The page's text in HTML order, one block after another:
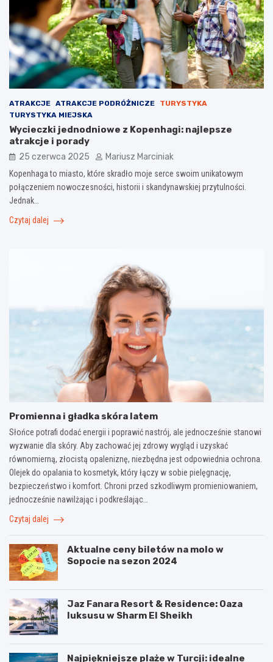
ATRAKCJE ATRAKCJE PODRÓŻNICZE
TURYSTYKA
TURYSTYKA MIEJSKA
Wycieczki jednodniowe z Kopenhagi: najlepsze
atrakcje i porady
25 czerwca 2025 Mariusz Marciniak
Kopenhaga to miasto, które skradło moje serce swoim unikatowym
połączeniem nowoczesności, historii i skandynawskiej przytulności.
Jednak…
Czytaj dalej
Promienna i gładka skóra latem
Słońce potrafi dodać energii i poprawić nastrój, ale jednocześnie stanowi
wyzwanie dla skóry. Aby zachować jej zdrowy wygląd i uzyskać
równomierną, złocistą opaleniznę, niezbędna jest odpowiednia ochrona.
Olejek do opalania to kosmetyk, który łączy w sobie pielęgnację,
bezpieczeństwo i komfort. Chroni przed szkodliwym promieniowaniem,
jednocześnie nawilżając i podkreślając…
Czytaj dalej
Aktualne ceny biletów na molo w
Sopocie na sezon 2024
Jaz Fanara Resort & Residence: Oaza
luksusu w Sharm El Sheikh
Najpiękniejsze plaże w Turcji: idealne